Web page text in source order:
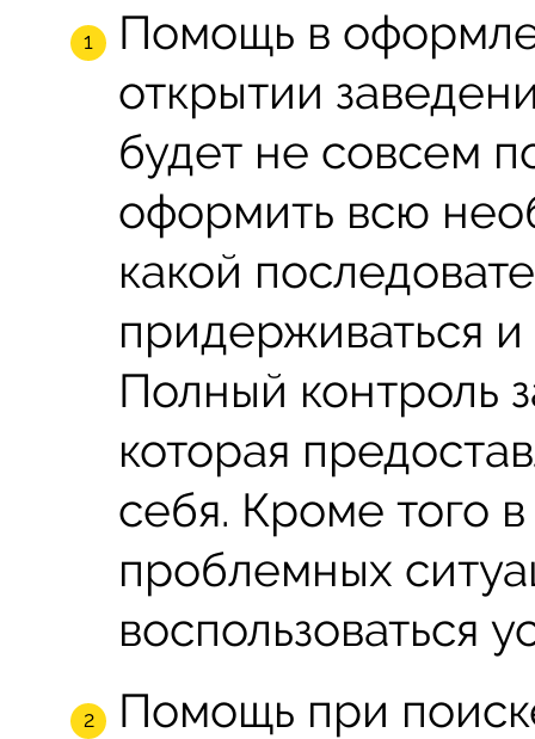
Помощь в
открытии
будет не совсем
оформить всю
какой
придерживаться и
Полный контроль
которая
себя. Кроме того
проблемных
воспользоваться
Помощь при